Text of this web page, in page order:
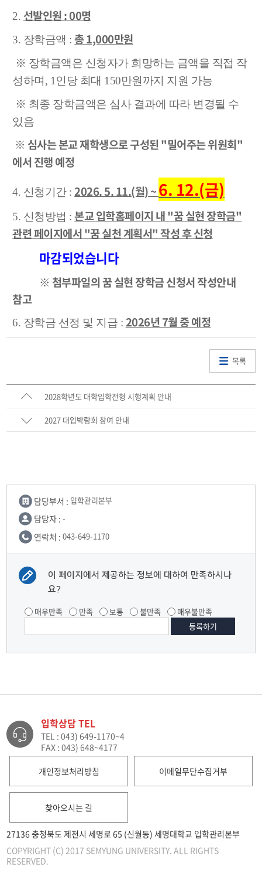
2. 선발인원 : 00명
3. 장학금액 :총 1,000만원
※ 장학금액은 신청자가 희망하는 금액을 직접 작
성하며, 1인당 최대 150만원까지 지원 가능
※ 최종 장학금액은 심사 결과에 따라 변경될 수
있음
※ 심사는본교 재학생으로 구성된 "밀어주는 위원회"
에서 진행 예정
4. 신청기간 :2026. 5. 11.(월) ~6. 12.(금)
5. 신청방법 :본교 입학홈페이지 내 "꿈 실현 장학금"
관련 페이지에서 "꿈 실천 계획서" 작성 후 신청
마감되었습니다
※ 첨부파일의 꿈 실현 장학금 신청서 작성안내
참고
6. 장학금 선정 및 지급 : 2026년 7월 중 예정
목록
2028학년도 대학입학전형 시행계획 안내
2027 대입박람회 참여 안내
담당부서 : 입학관리본부
담당자 : -
연락처 : 043-649-1170
이 페이지에서 제공하는 정보에 대하여 만족하시나
요?
매우만족 만족 보통 불만족 매우불만족
입학상담 TEL
TEL : 043) 649-1170~4
FAX : 043) 648~4177
개인정보처리방침 이메일무단수집거부
찾아오시는 길
27136 충청북도 제천시 세명로 65 (신월동) 세명대학교 입학관리본부
COPYRIGHT (C) 2017 SEMYUNG UNIVERSITY. ALL RIGHTS
RESERVED.